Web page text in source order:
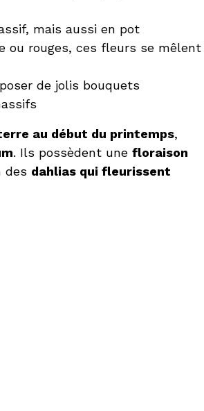
mais aussi en pot
ou rouges, ces fleurs se mêlent
de jolis bouquets
au début du printemps,
. Ils possèdent une floraison
des dahlias qui fleurissent